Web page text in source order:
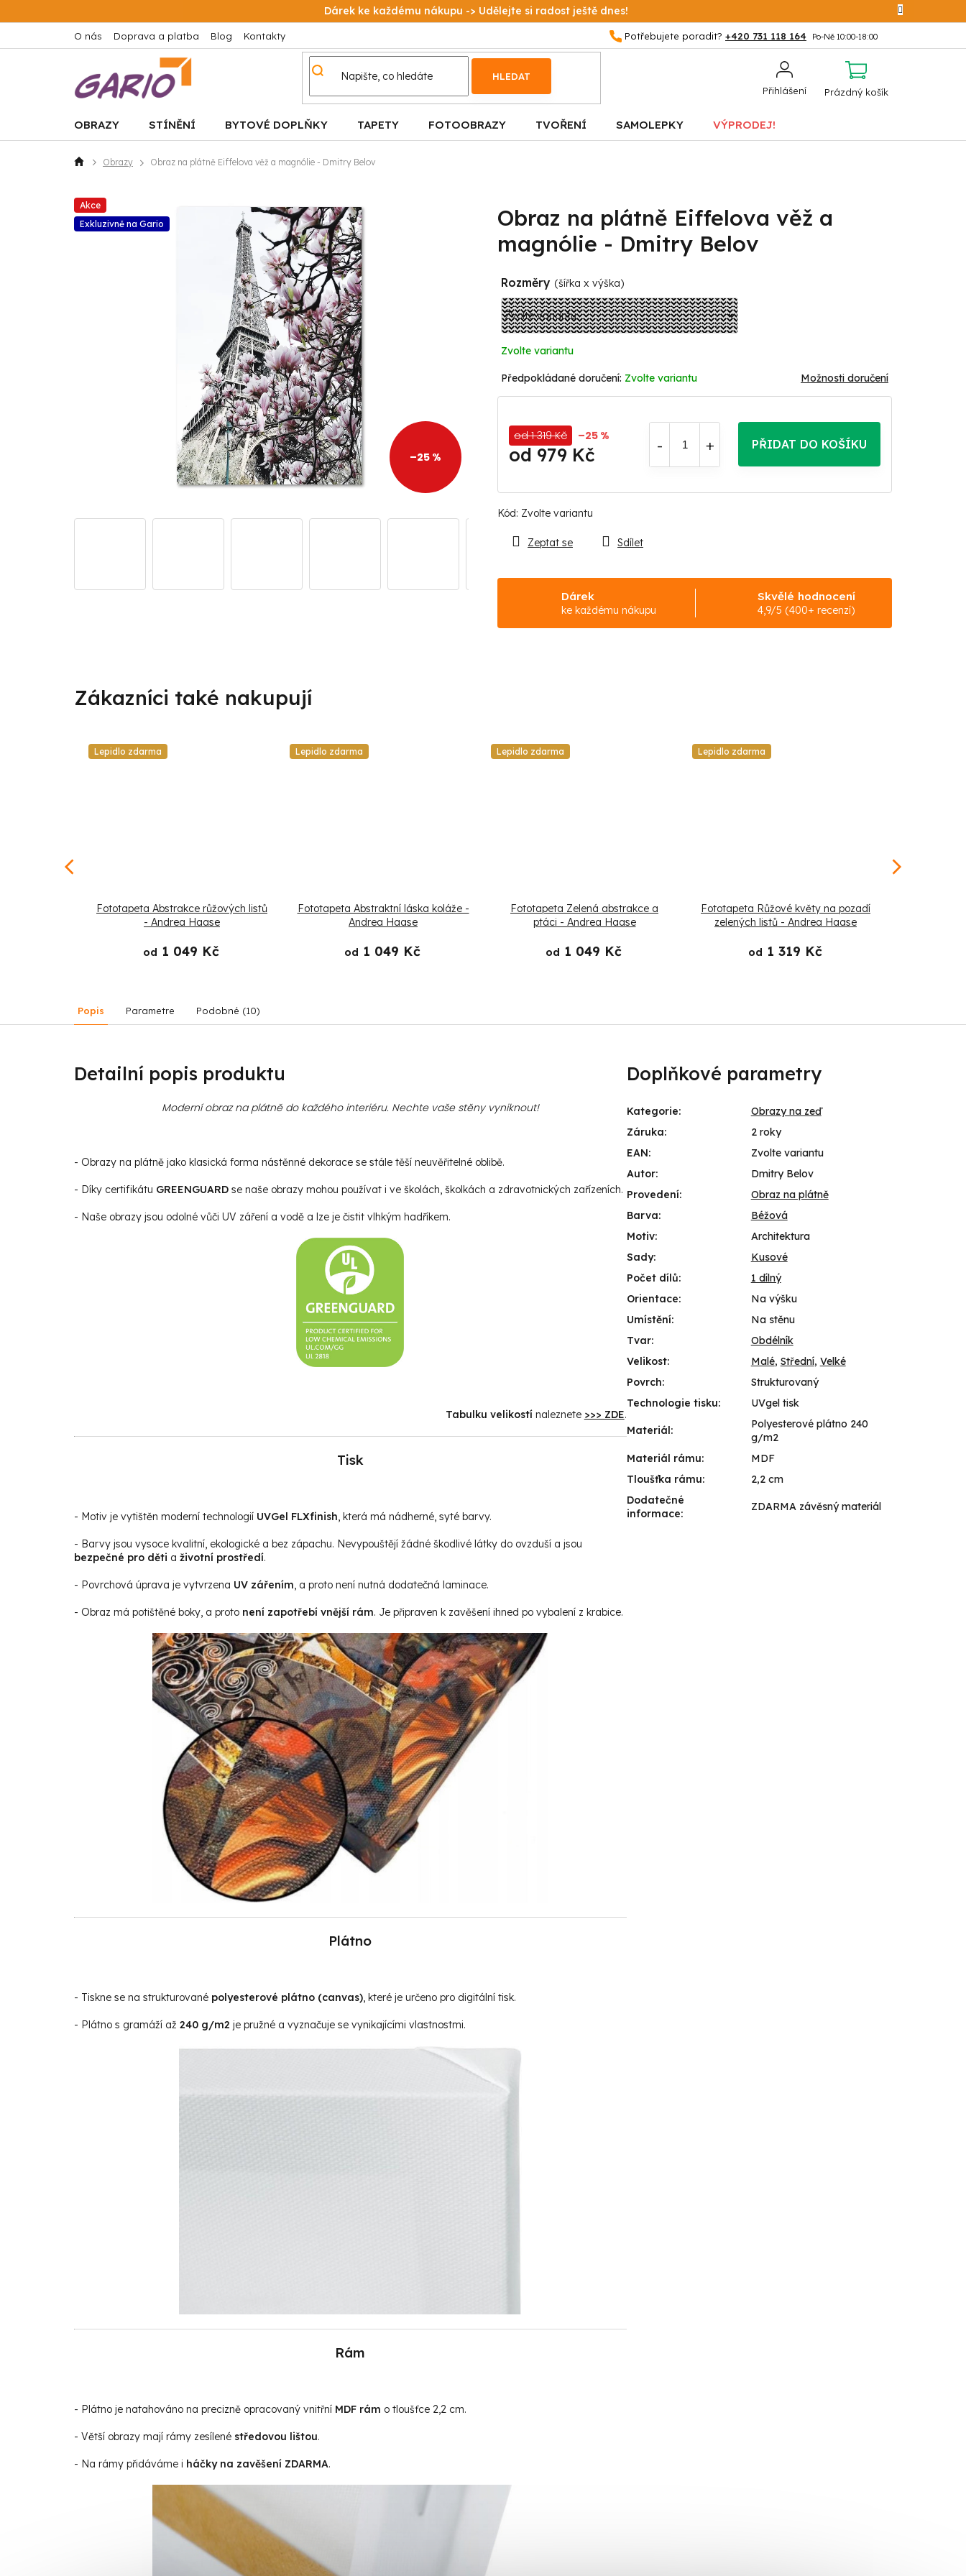
na
Dárek ke každému nákupu -> Udělejte si radost ještě dnes!
+420 731 118 164
O nás Doprava a platba Blog Kontakty
Přihlášení
HLEDAT
NÁKUPNÍ
Prázdný košík
OBRAZY STÍNĚNÍ BYTOVÉ DOPLŇKY TAPETY FOTOOBRAZY TVOŘENÍ SAMOLEPKY VÝPRODEJ!
Domů Obrazy Obraz na plátně Eiffelova věž a magnólie - Dmitry Belov
Akce
Exkluzivně na Gario
–25 %
Obraz na plátně Eiffelova věž a
magnólie - Dmitry Belov
Kód: Zvolte variantu
Rozměry (šířka x výška)
Zvolte variantu
Zvolte variantu Možnosti doručení
od 1 319 Kč –25 %
od 979 Kč PŘIDAT DO KOŠÍKU
Dárek
ke každému nákupu
Skvělé hodnocení
4,9/5 (400+ recenzí)
Zeptat se Sdílet
Lepidlo zdarma
Fototapeta Abstrakce růžových listů
- Andrea Haase
od 1 049 Kč
Lepidlo zdarma
Fototapeta Abstraktní láska koláže -
Andrea Haase
od 1 049 Kč
Lepidlo zdarma
Fototapeta Zelená abstrakce a
ptáci - Andrea Haase
od 1 049 Kč
Lepidlo zdarma
Fototapeta Růžové květy na pozadí
zelených listů - Andrea Haase
od 1 319 Kč
Popis Parametre Podobné (10)
Detailní popis produktu
Moderní obraz na plátně do každého interiéru. Nechte vaše stěny vyniknout!
- Obrazy na plátně jako klasická forma nástěnné dekorace se stále těší neuvěřitelné oblibě.
- Díky certifikátu GREENGUARD se naše obrazy mohou používat i ve školách, školkách a zdravotnických zařízeních.
- Naše obrazy jsou odolné vůči UV záření a vodě a lze je čistit vlhkým hadříkem.
Tabulku velikostínaleznete >>> ZDE.
Tisk
- Motiv je vytištěn moderní technologií UVGel FLXfinish, která má nádherné, syté barvy.
- Barvy jsou vysoce kvalitní, ekologické a bez zápachu. Nevypouštějí žádné škodlivé látky do ovzduší a jsou
bezpečné pro děti a životní prostředí.
- Povrchová úprava je vytvrzena UV zářením, a proto není nutná dodatečná laminace.
- Obraz má potištěné boky, a proto není zapotřebí vnější rám. Je připraven k zavěšení ihned po vybalení z krabice.
Plátno
- Tiskne se na strukturované polyesterové plátno (canvas), které je určeno pro digitální tisk.
- Plátno s gramáží až 240 g/m2 je pružné a vyznačuje se vynikajícími vlastnostmi.
Rám
- Plátno je natahováno na precizně opracovaný vnitřní MDF rám o tloušťce 2,2 cm.
- Větší obrazy mají rámy zesílené středovou lištou.
- Na rámy přidáváme i háčky na zavěšení ZDARMA.
Doplňkové parametry
Kategorie:
Obrazy na zeď
Záruka:
2 roky
EAN:
Zvolte variantu
Autor:
Dmitry Belov
Provedení:
Obraz na plátně
Barva:
Béžová
Motiv:
Architektura
Sady:
Kusové
Počet dílů:
1 dílný
Orientace:
Na výšku
Umístění:
Na stěnu
Tvar:
Obdélník
Velikost: Malé, Střední, Velké
Povrch:
Strukturovaný
Technologie tisku: UVgel tisk
Materiál:
Polyesterové plátno 240
g/m2
Materiál rámu:
MDF
Tloušťka rámu:
2,2 cm
Dodatečné
informace:
ZDARMA závěsný materiál